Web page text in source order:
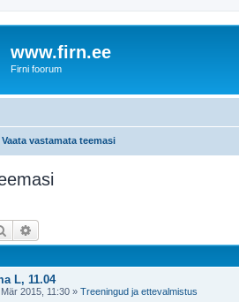
www.firn.ee
Firni foorum
Vaata vastamata teemasi
Otsi
L, 11.04
2015, 11:30 » Treeningud ja ettevalmistus